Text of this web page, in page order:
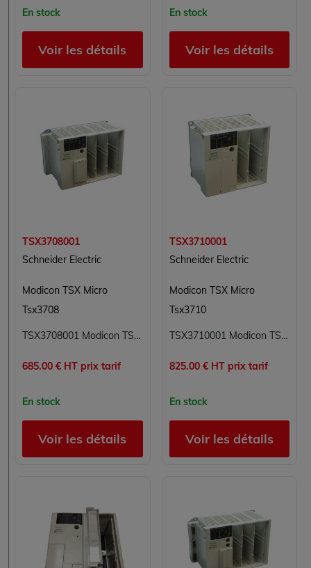
En stock
Voir les détails
En stock
Voir les détails
TSX3708001
Schneider Electric
Modicon TSX Micro
Tsx3708
TSX3708001 Modicon TSX Micro Schneider Electric
685.00 € HT prix tarif
En stock
Voir les détails
TSX3710001
Schneider Electric
Modicon TSX Micro
Tsx3710
TSX3710001 Modicon TSX Micro Schneider Electric
825.00 € HT prix tarif
En stock
Voir les détails